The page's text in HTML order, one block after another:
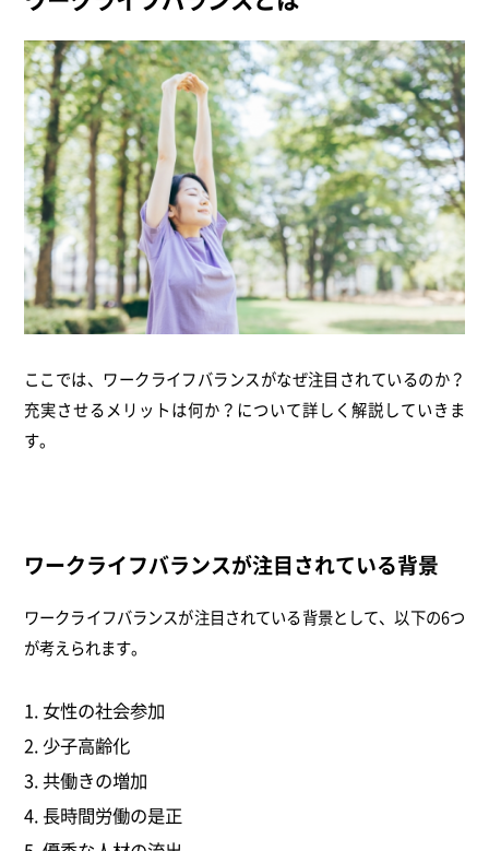
ここでは、ワークライフバランスがなぜ注目されているのか？
充実させるメリットは何か？について詳しく解説していきま
す。
ワークライフバランスが注目されている背景
ワークライフバランスが注目されている背景として、以下の6つ
が考えられます。
女性の社会参加
少子高齢化
共働きの増加
長時間労働の是正